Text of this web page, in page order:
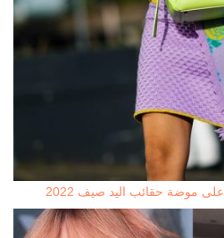
موضة حقائب اليد صيف 2022